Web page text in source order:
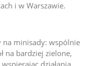
i w Warszawie.
na minisady: wspólnie
na bardziej zielone,
działania